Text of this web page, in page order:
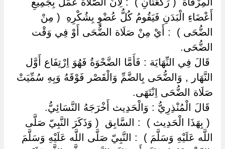
الْمِرْقَاة ‏ ‏( رَكْعَتَانِ ) ‏ ‏: لِأَنَّ الصَّلَاة عَمَلٌ بِجَمِيعِ
أَعْضَاءِ الْبَدَنِ فَيَقُومُ كُلُّ عُضْوٍ بِشُكْرِهِ ‏ ‏( مِنْ
الضُّحَى ) ‏ ‏: أَيْ مِنْ صَلَاة الضُّحَى أَوْ فِي وَقْت
الضُّحَى.
‏ ‏قَالَ فِي النِّهَايَة : فَأَمَّا الضَّحْوَةُ فَهُوَ اِرْتِفَاع أَوَّل
النَّهَار , وَالضُّحَى بِالضَّمِّ وَالْقَصْر فَوْقَهُ وَبِهِ سُمِّيَتْ
صَلَاة الضُّحَى اِنْتَهَى.
‏ ‏قَالَ الْمُنْذِرِيُّ : وَالْحَدِيث أَخْرَجَهُ النَّسَائِيُّ.
‏ ‏( بِهَذَا الْحَدِيث ) ‏ ‏: السَّابِق ‏ ‏( وَذَكَرَ النَّبِيّ صَلَّى
اللَّه عَلَيْهِ وَسَلَّمَ ) ‏ ‏: النَّبِيّ صَلَّى اللَّه عَلَيْهِ وَسَلَّمَ